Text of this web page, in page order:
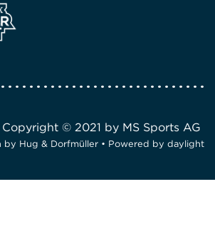
Copyright © 2021 by MS Sports AG
by Hug & Dorfmüller • Powered by daylight